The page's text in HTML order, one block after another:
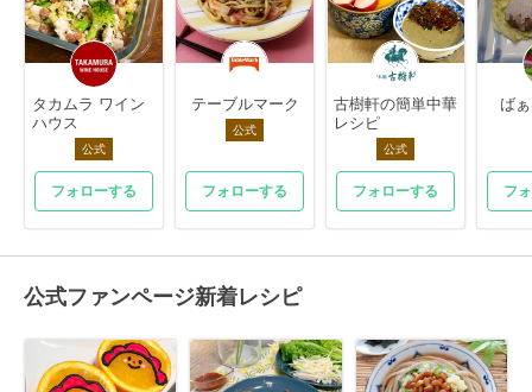
タカムラ ワイン
ハウス
公式
フォローする
テーブルマーク
公式
フォローする
古樹軒の簡単中華
レシピ
公式
フォローする
ば
フ
公式ファンページ新着レシピ